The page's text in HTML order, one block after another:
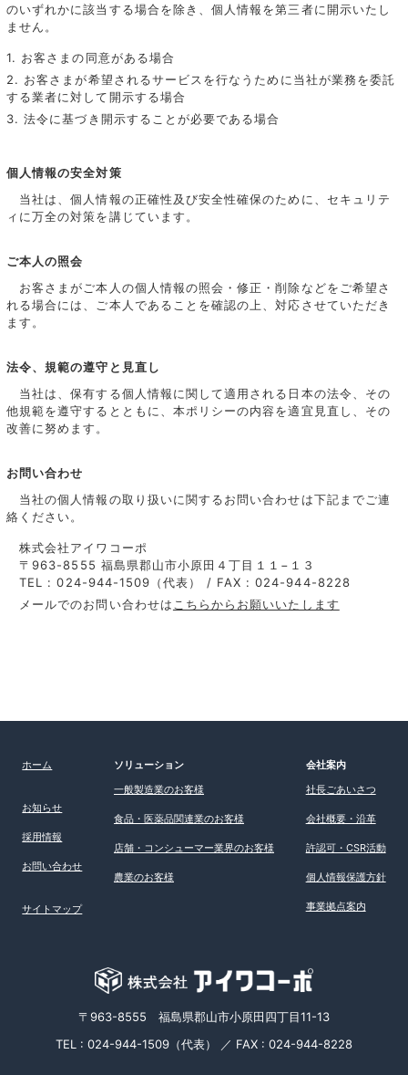
のいずれかに該当する場合を除き、個人情報を第三者に開示いたし
ません。
1. お客さまの同意がある場合
2. お客さまが希望されるサービスを行なうために当社が業務を委託
する業者に対して開示する場合
3. 法令に基づき開示することが必要である場合
個人情報の安全対策
当社は、個人情報の正確性及び安全性確保のために、セキュリテ
ィに万全の対策を講じています。
ご本人の照会
お客さまがご本人の個人情報の照会・修正・削除などをご希望さ
れる場合には、ご本人であることを確認の上、対応させていただき
ます。
法令、規範の遵守と見直し
当社は、保有する個人情報に関して適用される日本の法令、その
他規範を遵守するとともに、本ポリシーの内容を適宜見直し、その
改善に努めます。
お問い合わせ
当社の個人情報の取り扱いに関するお問い合わせは下記までご連
絡ください。
株式会社アイワコーポ
〒963-8555 福島県郡山市小原田４丁目１１−１３
TEL : 024-944-1509（代表） / FAX : 024-944-8228
メールでのお問い合わせは こちらからお願いいたします
ホーム
お知らせ
採用情報
お問い合わせ
サイトマップ
ソリューション
一般製造業のお客様
食品・医薬品関連業のお客様
店舗・コンシューマー業界のお客様
農業のお客様
会社案内
社長ごあいさつ
会社概要・沿革
許認可・CSR活動
個人情報保護方針
事業拠点案内
〒963-8555 福島県郡山市小原田四丁目11-13
TEL : 024-944-1509（代表） ／ FAX : 024-944-8228